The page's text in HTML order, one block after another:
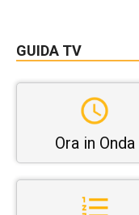
GUIDA TV
Ora in Onda